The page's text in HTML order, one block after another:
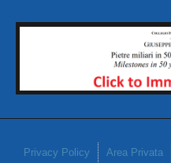
Privacy Policy Area Privata